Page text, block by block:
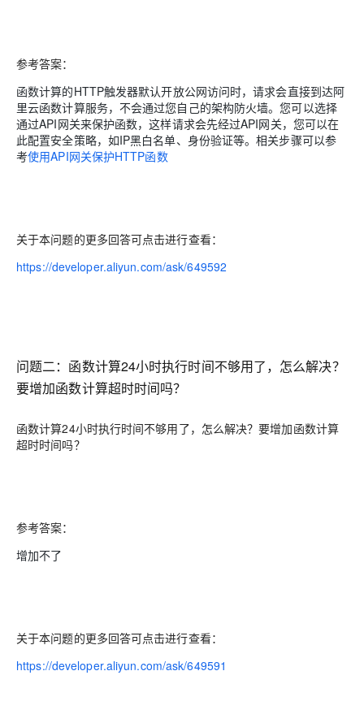
参考答案：
函数计算的HTTP触发器默认开放公网访问时，请求会直接到达阿
里云函数计算服务，不会通过您自己的架构防火墙。您可以选择
通过API网关来保护函数，这样请求会先经过API网关，您可以在
此配置安全策略，如IP黑白名单、身份验证等。相关步骤可以参
考使用API网关保护HTTP函数
关于本问题的更多回答可点击进行查看：
https://developer.aliyun.com/ask/649592
问题二：函数计算24小时执行时间不够用了，怎么解决？
要增加函数计算超时时间吗？
函数计算24小时执行时间不够用了，怎么解决？要增加函数计算
超时时间吗？
参考答案：
增加不了
关于本问题的更多回答可点击进行查看：
https://developer.aliyun.com/ask/649591